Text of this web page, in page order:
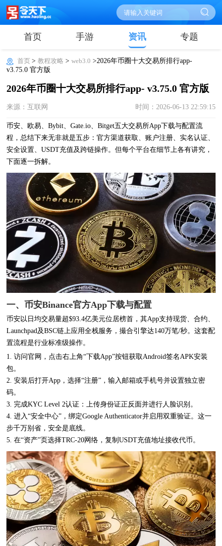
首页 手游 资讯 专题
首页>教程攻略 >web3.0 >2026年币圈十大交易所排行app-
v3.75.0 官方版
2026年币圈十大交易所排行app- v3.75.0 官方版
来源：互联网 时间：2026-06-13 22:59:15
币安、欧易、Bybit、Gate.io、Bitget五大交易所App下载与配置流
程，总结下来无非就是五步：官方渠道获取、账户注册、实名认证、
安全设置、USDT充值及跨链操作。但每个平台在细节上各有讲究，
下面逐一拆解。
一、币安Binance官方App下载与配置
币安以日均交易量超$93.4亿美元位居榜首，其App支持现货、合约、
Launchpad及BSC链上应用全栈服务，撮合引擎达140万笔/秒。这套配
置流程是行业标准级操作。
1. 访问官网，点击右上角“下载App”按钮获取Android签名APK安装
包。
2. 安装后打开App，选择“注册”，输入邮箱或手机号并设置独立密
码。
3. 完成KYC Level 2认证：上传身份证正反面并进行人脸识别。
4. 进入“安全中心”，绑定Google Authenticator并启用双重验证。这一
步千万别省，安全是底线。
5. 在“资产”页选择TRC-20网络，复制USDT充值地址接收代币。